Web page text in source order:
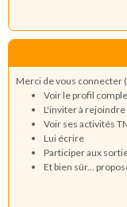
Merci de vous connecter
Voir le profil
L'inviter à
Voir ses activités
Lui écrire
Participer aux
Et bien sûr...